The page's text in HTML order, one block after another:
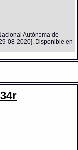
Autónoma de
08-2020]. Disponible en